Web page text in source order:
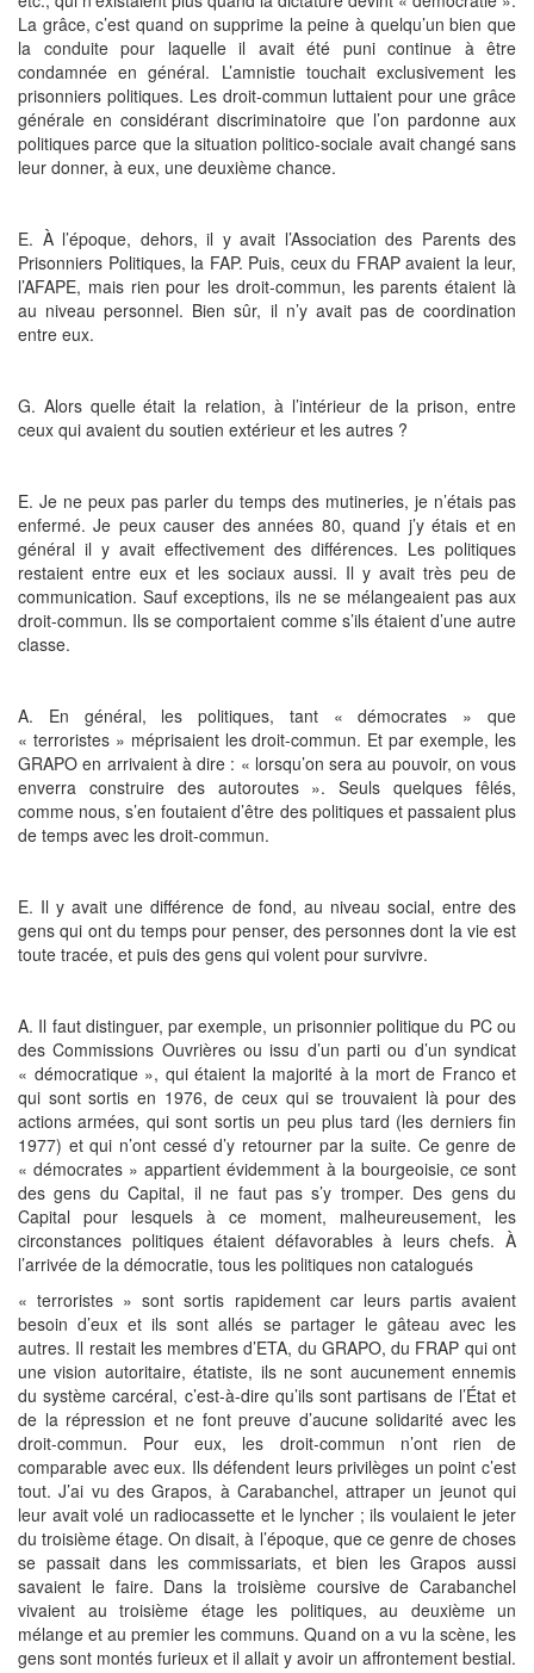
La grâce, c’est quand on supprime la peine à quelqu’un bien que
la conduite pour laquelle il avait été puni continue à être
condamnée en général. L’amnistie touchait exclusivement les
prisonniers politiques. Les droit-commun luttaient pour une grâce
générale en considérant discriminatoire que l’on pardonne aux
politiques parce que la situation politico-sociale avait changé sans
leur donner, à eux, une deuxième chance.
E. À l’époque, dehors, il y avait l’Association des Parents des
Prisonniers Politiques, la FAP. Puis, ceux du FRAP avaient la leur,
l’AFAPE, mais rien pour les droit-commun, les parents étaient là
au niveau personnel. Bien sûr, il n’y avait pas de coordination
entre eux.
G. Alors quelle était la relation, à l’intérieur de la prison, entre
ceux qui avaient du soutien extérieur et les autres ?
E. Je ne peux pas parler du temps des mutineries, je n’étais pas
enfermé. Je peux causer des années 80, quand j’y étais et en
général il y avait effectivement des différences. Les politiques
restaient entre eux et les sociaux aussi. Il y avait très peu de
communication. Sauf exceptions, ils ne se mélangeaient pas aux
droit-commun. Ils se comportaient comme s’ils étaient d’une autre
classe.
A. En général, les politiques, tant « démocrates » que
« terroristes » méprisaient les droit-commun. Et par exemple, les
GRAPO en arrivaient à dire : « lorsqu’on sera au pouvoir, on vous
enverra construire des autoroutes ». Seuls quelques fêlés,
comme nous, s’en foutaient d’être des politiques et passaient plus
de temps avec les droit-commun.
E. Il y avait une différence de fond, au niveau social, entre des
gens qui ont du temps pour penser, des personnes dont la vie est
toute tracée, et puis des gens qui volent pour survivre.
A. Il faut distinguer, par exemple, un prisonnier politique du PC ou
des Commissions Ouvrières ou issu d’un parti ou d’un syndicat
« démocratique », qui étaient la majorité à la mort de Franco et
qui sont sortis en 1976, de ceux qui se trouvaient là pour des
actions armées, qui sont sortis un peu plus tard (les derniers fin
1977) et qui n’ont cessé d’y retourner par la suite. Ce genre de
« démocrates » appartient évidemment à la bourgeoisie, ce sont
des gens du Capital, il ne faut pas s’y tromper. Des gens du
Capital pour lesquels à ce moment, malheureusement, les
circonstances politiques étaient défavorables à leurs chefs. À
l’arrivée de la démocratie, tous les politiques non catalogués
« terroristes » sont sortis rapidement car leurs partis avaient
besoin d’eux et ils sont allés se partager le gâteau avec les
autres. Il restait les membres d’ETA, du GRAPO, du FRAP qui ont
une vision autoritaire, étatiste, ils ne sont aucunement ennemis
du système carcéral, c’est-à-dire qu’ils sont partisans de l’État et
de la répression et ne font preuve d’aucune solidarité avec les
droit-commun. Pour eux, les droit-commun n’ont rien de
comparable avec eux. Ils défendent leurs privilèges un point c’est
tout. J’ai vu des Grapos, à Carabanchel, attraper un jeunot qui
leur avait volé un radiocassette et le lyncher ; ils voulaient le jeter
du troisième étage. On disait, à l’époque, que ce genre de choses
se passait dans les commissariats, et bien les Grapos aussi
savaient le faire. Dans la troisième coursive de Carabanchel
vivaient au troisième étage les politiques, au deuxième un
mélange et au premier les communs. Quand on a vu la scène, les
gens sont montés furieux et il allait y avoir un affrontement bestial.